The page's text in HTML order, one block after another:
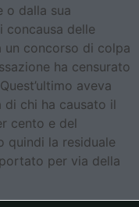
o dalla sua
concausa delle
un concorso di colpa
ha censurato
aveva
chi ha causato il
cento e del
quindi la residuale
per via della